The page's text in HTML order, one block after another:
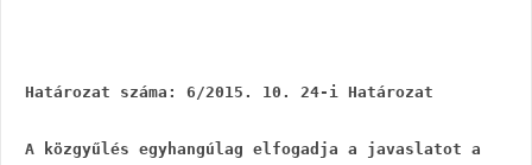
Határozat száma: 6/2015. 10. 24-i Határozat
A közgyűlés egyhangúlag elfogadja a javaslatot a